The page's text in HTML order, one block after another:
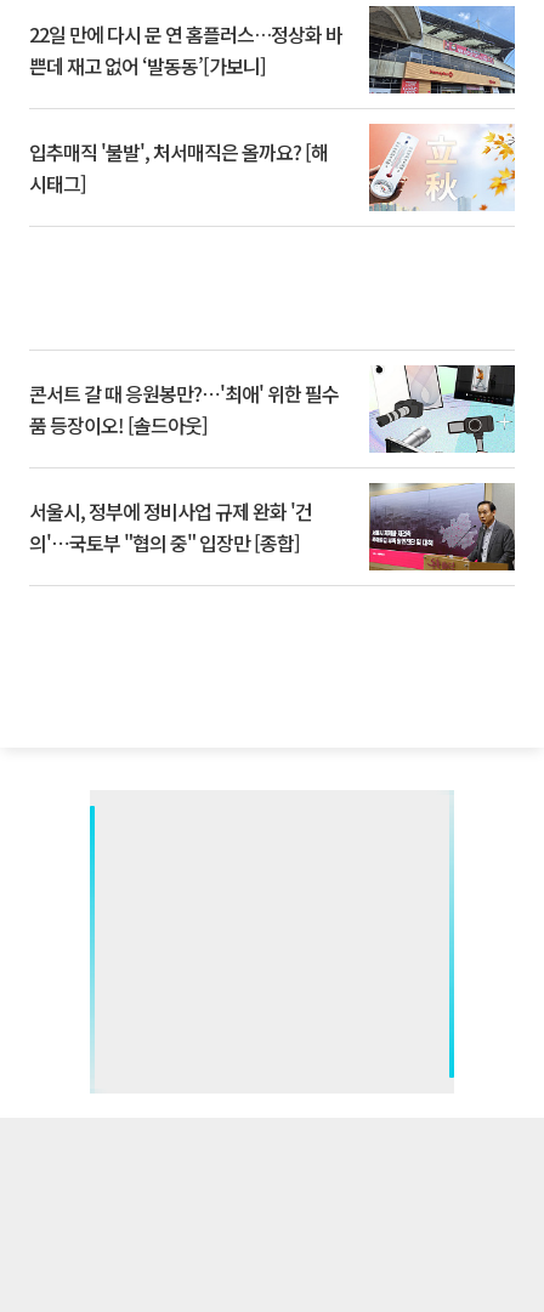
22일 만에 다시 문 연 홈플러스…정상화 바
쁜데 재고 없어 ‘발동동’[가보니]
입추매직 '불발', 처서매직은 올까요? [해
시태그]
콘서트 갈 때 응원봉만?⋯'최애' 위한 필수
품 등장이오! [솔드아웃]
서울시, 정부에 정비사업 규제 완화 '건
의'⋯국토부 "협의 중" 입장만 [종합]